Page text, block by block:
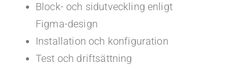
Block- och sidutveckling enligt
Figma-design
Installation och konfiguration
Test och driftsättning